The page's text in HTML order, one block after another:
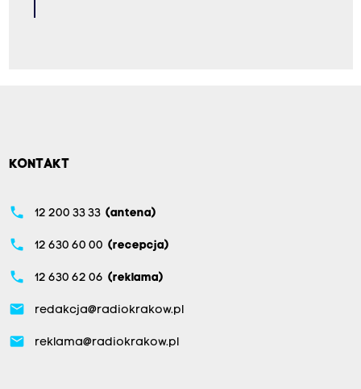
KONTAKT
phone 12 200 33 33 (antena)
phone 12 630 60 00 (recepcja)
phone 12 630 62 06 (reklama)
email redakcja@radiokrakow.pl
email reklama@radiokrakow.pl